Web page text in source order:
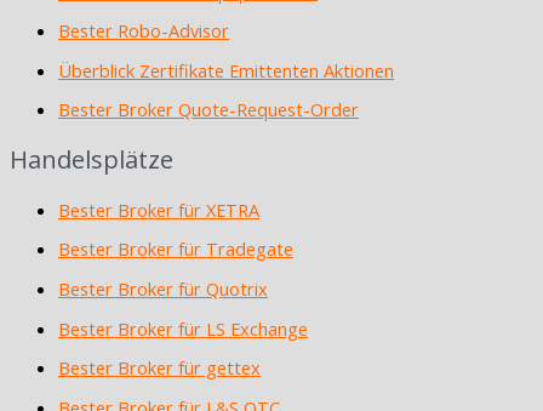
Bester Robo-Advisor
Überblick Zertifikate Emittenten Aktionen
Bester Broker Quote-Request-Order
Handelsplätze
Bester Broker für XETRA
Bester Broker für Tradegate
Bester Broker für Quotrix
Bester Broker für LS Exchange
Bester Broker für gettex